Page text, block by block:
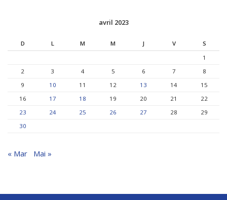
avril 2023
D L M M J V
S
1
2
3 4 5 6 7
8
9
10 11 12 13 14
15
16
17 18 19 20 21
22
23
24 25 26 27 28
29
30
« Mar Mai »